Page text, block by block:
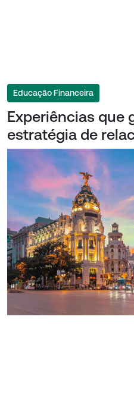
Educação Financeira
Experiências que
estratégia de